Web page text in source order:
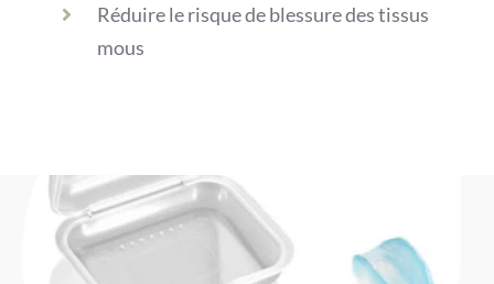
Réduire le risque de blessure des tissus
mous